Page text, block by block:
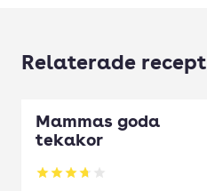
Relaterade recept
Mammas goda
tekakor
Betyg: 3.69 av 5